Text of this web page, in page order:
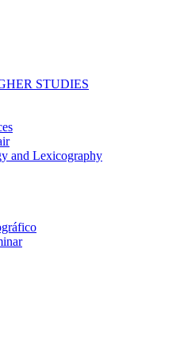
STUDIES
and Lexicography